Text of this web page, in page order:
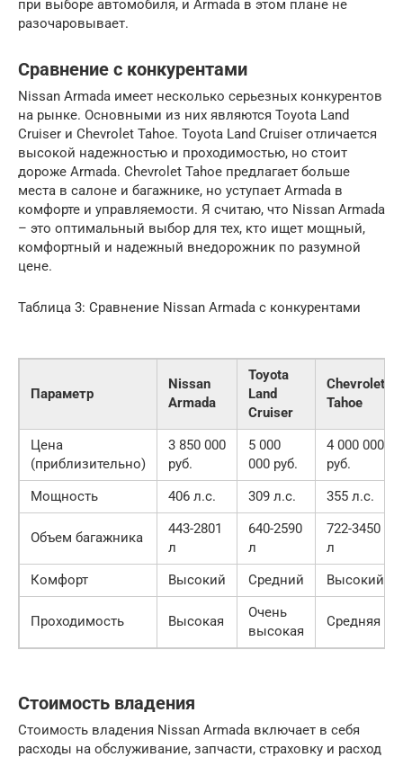
при выборе автомобиля, и Armada в этом плане не
разочаровывает.
Сравнение с конкурентами
Nissan Armada имеет несколько серьезных конкурентов
на рынке. Основными из них являются Toyota Land
Cruiser и Chevrolet Tahoe. Toyota Land Cruiser отличается
высокой надежностью и проходимостью, но стоит
дороже Armada. Chevrolet Tahoe предлагает больше
места в салоне и багажнике, но уступает Armada в
комфорте и управляемости. Я считаю, что Nissan Armada
– это оптимальный выбор для тех, кто ищет мощный,
комфортный и надежный внедорожник по разумной
цене.
Таблица 3: Сравнение Nissan Armada с конкурентами
Параметр
Nissan
Armada
Toyota
Land
Cruiser
Chevrolet
Tahoe
Цена
(приблизительно)
3 850 000
руб.
5 000
000 руб.
4 000 000
руб.
Мощность
406 л.с. 309 л.с. 355 л.с.
Объем багажника
443-2801
л
640-2590
л
722-3450
л
Комфорт
Высокий Средний Высокий
Проходимость Высокая
Очень
высокая
Средняя
Стоимость владения
Стоимость владения Nissan Armada включает в себя
расходы на обслуживание, запчасти, страховку и расход